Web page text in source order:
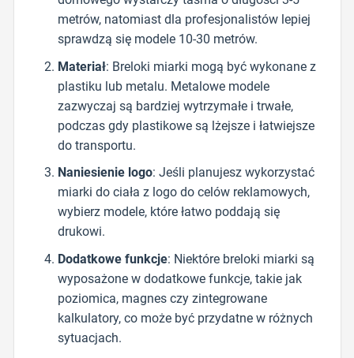
metrów, natomiast dla profesjonalistów lepiej
sprawdzą się modele 10-30 metrów.
Materiał: Breloki miarki mogą być wykonane z
plastiku lub metalu. Metalowe modele
zazwyczaj są bardziej wytrzymałe i trwałe,
podczas gdy plastikowe są lżejsze i łatwiejsze
do transportu.
Naniesienie logo: Jeśli planujesz wykorzystać
miarki do ciała z logo do celów reklamowych,
wybierz modele, które łatwo poddają się
drukowi.
Dodatkowe funkcje: Niektóre breloki miarki są
wyposażone w dodatkowe funkcje, takie jak
poziomica, magnes czy zintegrowane
kalkulatory, co może być przydatne w różnych
sytuacjach.